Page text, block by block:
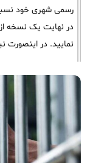
رسمی شهری خود نسبت
در نهایت یک نسخه
نمایید. در اینصورت